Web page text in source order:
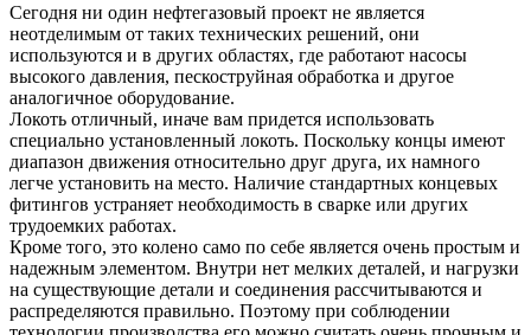
Сегодня ни один нефтегазовый проект не является
неотделимым от таких технических решений, они
используются и в других областях, где работают насосы
высокого давления, пескоструйная обработка и другое
аналогичное оборудование.
Локоть отличный, иначе вам придется использовать
специально установленный локоть. Поскольку концы имеют
диапазон движения относительно друг друга, их намного
легче установить на место. Наличие стандартных концевых
фитингов устраняет необходимость в сварке или других
трудоемких работах.
Кроме того, это колено само по себе является очень простым и
надежным элементом. Внутри нет мелких деталей, и нагрузки
на существующие детали и соединения рассчитываются и
распределяются правильно. Поэтому при соблюдении